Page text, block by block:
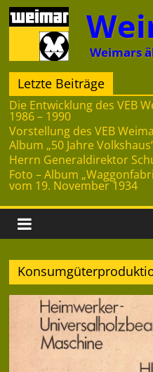
Zum
Inhalt
springen
Weimars
Letzte Beiträge
Die Entwicklung des VEB
1986 – 1990
Vorstellung des VEB
Album „50 Jahre
Herrn Generaldirektor
Foto – Album
vom 19. November 1934